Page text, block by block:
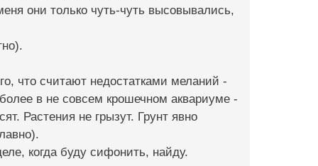
они только чуть-чуть высовывались,
что считают недостатками меланий -
в не совсем крошечном аквариуме -
Растения не грызут. Грунт явно
когда буду сифонить, найду.